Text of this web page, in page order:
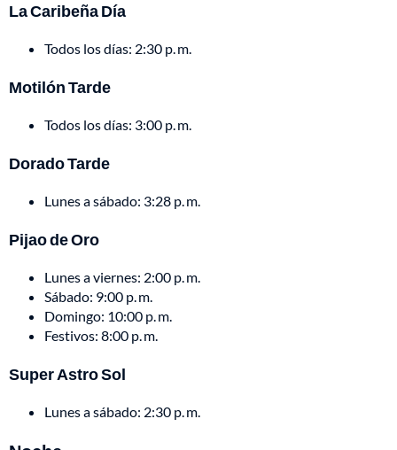
La Caribeña Día
Todos los días: 2:30 p. m.
Motilón Tarde
Todos los días: 3:00 p. m.
Dorado Tarde
Lunes a sábado: 3:28 p. m.
Pijao de Oro
Lunes a viernes: 2:00 p. m.
Sábado: 9:00 p. m.
Domingo: 10:00 p. m.
Festivos: 8:00 p. m.
Super Astro Sol
Lunes a sábado: 2:30 p. m.